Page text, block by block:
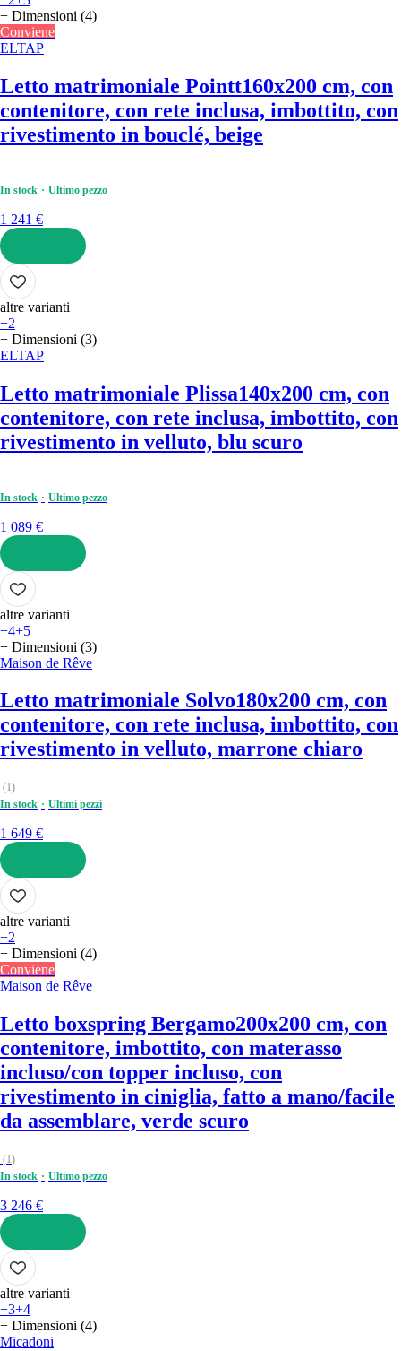
+ Dimensioni (4)
Conviene
ELTAP
Letto matrimoniale Pointt160x200 cm, con
contenitore, con rete inclusa, imbottito, con
rivestimento in bouclé, beige
In stock Ultimo pezzo
1 241 €
AGGIUNGI
altre varianti
+2
+ Dimensioni (3)
ELTAP
Letto matrimoniale Plissa140x200 cm, con
contenitore, con rete inclusa, imbottito, con
rivestimento in velluto, blu scuro
In stock Ultimo pezzo
1 089 €
AGGIUNGI
altre varianti
+4+5
+ Dimensioni (3)
Maison de Rêve
Letto matrimoniale Solvo180x200 cm, con
contenitore, con rete inclusa, imbottito, con
rivestimento in velluto, marrone chiaro
(1)
In stock
Ultimi pezzi
1 649 €
AGGIUNGI
altre varianti
+2
+ Dimensioni (4)
Conviene
Maison de Rêve
Letto boxspring Bergamo200x200 cm, con
contenitore, imbottito, con materasso
incluso/con topper incluso, con
rivestimento in ciniglia, fatto a mano/facile
da assemblare, verde scuro
(1)
In stock
Ultimo pezzo
3 246 €
AGGIUNGI
altre varianti
+3+4
+ Dimensioni (4)
Micadoni